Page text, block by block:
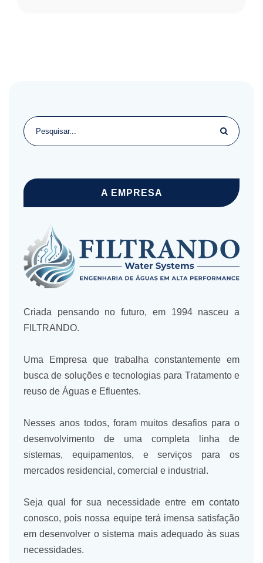
A EMPRESA
Criada pensando no futuro, em 1994 nasceu a
FILTRANDO.
Uma Empresa que trabalha constantemente em
busca de soluções e tecnologias para Tratamento e
reuso de Águas e Efluentes.
Nesses anos todos, foram muitos desafios para o
desenvolvimento de uma completa linha de
sistemas, equipamentos, e serviços para os
mercados residencial, comercial e industrial.
Seja qual for sua necessidade entre em contato
conosco, pois nossa equipe terá imensa satisfação
em desenvolver o sistema mais adequado às suas
necessidades.